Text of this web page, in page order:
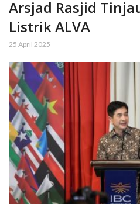
Arsjad Rasjid
Listrik ALVA
25 April 2025